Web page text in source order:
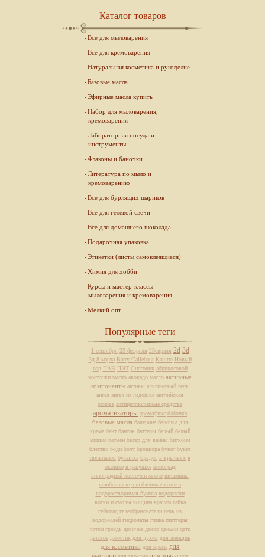
Каталог товаров
Все для мыловарения
Все для кремоварения
Натуральная косметика и рукоделие
Базовые масла
Эфирные масла купить
Набор для мыловарения,
кремоварения
Лабораторная посуда и
инструменты
Флаконы и баночки
Литература по мыло и
кремоварению
Все для бурлящих шариков
Все для гелевой свечи
Все для домашнего шоколада
Подарочная упаковка
Этикетки (листы самоклеящиеся)
Химия для хобби
Курсы и мастер-классы
мыловарения и кремоварения
Мелкий опт
Популярные теги
1 сентября 23 февраля 23евраля 2d 3d
3д 8 марта Barry Callebaut Кашпо Новый
год ПАВ ПЭТ Снеговик абрикосовой
косточки масло авокадо масло активные
компоненты активы альгиновый гель
ангел ангел на ладошке английская
основа антицеллюлитные средства
ароматизаторы аромафикс бабочка
базовые масла балерина баночка для
крема бант бантик баттеры белый белый
мишка бетмен бисер для ванны биткоин
блестки боди болт брошюра букет букет
тюльпанов бутылка буьдог в крыльях в
окошке в ракушке виноград
виноградной косточки масло витамины
влюбленные влюбленные котики
водорастворимая бумага водоросли
воски и смолы вощина врачам гайка
геймпад гелеобразователи гель из
водорослей гидролаты глина глиттеры
готем гроздь девочка декор деньки дети
детское джостик для духов для женщин
для косметики для крема для